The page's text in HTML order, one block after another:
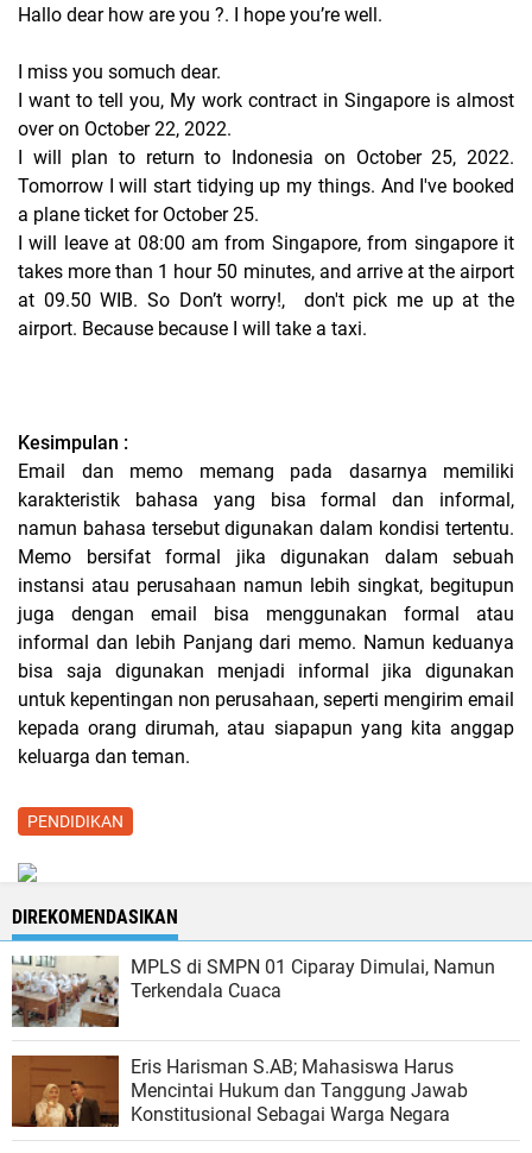
Hallo dear how are you ?. I hope you’re well.
I miss you somuch dear.
I want to tell you, My work contract in Singapore is almost
over on October 22, 2022.
I will plan to return to Indonesia on October 25, 2022.
Tomorrow I will start tidying up my things. And I've booked
a plane ticket for October 25.
I will leave at 08:00 am from Singapore, from singapore it
takes more than 1 hour 50 minutes, and arrive at the airport
at 09.50 WIB. So Don’t worry!,
don't pick me up at the
airport. Because because I will take a taxi.
Kesimpulan :
Email dan memo memang pada dasarnya memiliki
karakteristik bahasa yang bisa formal dan informal,
namun bahasa tersebut digunakan dalam kondisi tertentu.
Memo bersifat formal jika digunakan dalam sebuah
instansi atau perusahaan namun lebih singkat, begitupun
juga dengan email bisa menggunakan formal atau
informal dan lebih Panjang dari memo. Namun keduanya
bisa saja digunakan menjadi informal jika digunakan
untuk kepentingan non perusahaan, seperti mengirim email
kepada orang dirumah, atau siapapun yang kita anggap
keluarga dan teman.
PENDIDIKAN
DIREKOMENDASIKAN
MPLS di SMPN 01 Ciparay Dimulai, Namun
Terkendala Cuaca
Eris Harisman S.AB; Mahasiswa Harus
Mencintai Hukum dan Tanggung Jawab
Konstitusional Sebagai Warga Negara